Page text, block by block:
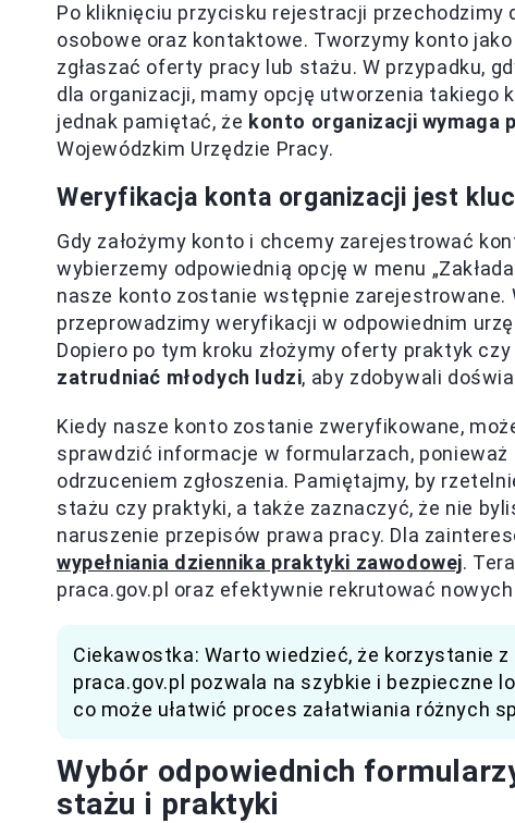
Po kliknięciu przycisku rejestracji
osobowe oraz kontaktowe. Tworzymy konto
zgłaszać oferty pracy lub stażu. W przypadku,
dla organizacji, mamy opcję utworzenia
jednak pamiętać, że konto organizacji wymaga
Wojewódzkim Urzędzie Pracy.
Weryfikacja konta organizacji jest
Gdy założymy konto i chcemy zarejestrować
wybierzemy odpowiednią opcję w menu
nasze konto zostanie wstępnie zarejestrowane.
przeprowadzimy weryfikacji w odpowiednim
Dopiero po tym kroku złożymy oferty praktyk
zatrudniać młodych ludzi, aby zdobywali
Kiedy nasze konto zostanie zweryfikowane,
sprawdzić informacje w formularzach,
odrzuceniem zgłoszenia. Pamiętajmy, by
stażu czy praktyki, a także zaznaczyć, że nie
naruszenie przepisów prawa pracy. Dla
wypełniania dziennika praktyki zawodowej.
praca.gov.pl oraz efektywnie rekrutować
Ciekawostka: Warto wiedzieć, że korzystanie
praca.gov.pl pozwala na szybkie i bezpieczne
co może ułatwić proces załatwiania różnych
Wybór odpowiednich
stażu i praktyki